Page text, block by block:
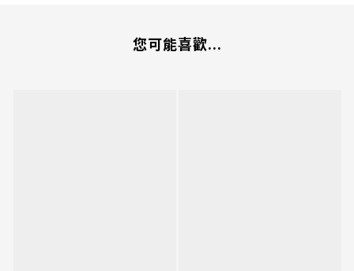
您可能喜歡...